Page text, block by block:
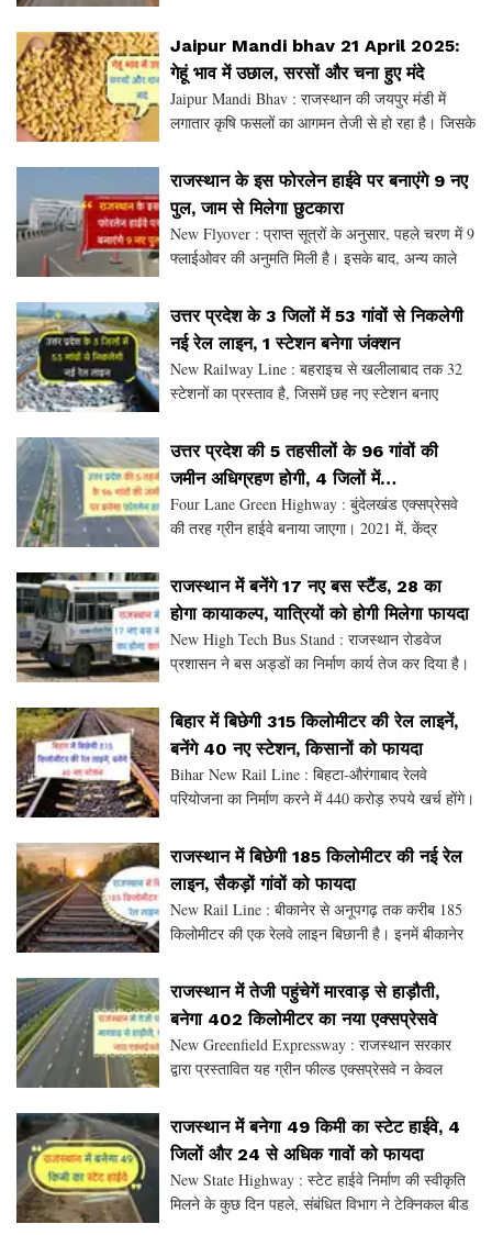
इस साल सड़कों के विकास के बजट में ऐतिहासिक वृद्धि
Jaipur Mandi bhav 21 April 2025:
गेहूं भाव में उछाल, सरसों और चना हुए मंदे
Jaipur Mandi Bhav : राजस्थान की जयपुर मंडी में
लगातार कृषि फसलों का आगमन तेजी से हो रहा है। जिसके
25 से 30 रुपए प्रति क्विंटल मजबूत हो गया। इसी
राजस्थान के इस फोरलेन हाईवे पर बनाएंगे 9 नए
पुल, जाम से मिलेगा छुटकारा
New Flyover : प्राप्त सूत्रों के अनुसार, पहले चरण में 9
फ्लाईओवर की अनुमति मिली है। इसके बाद, अन्य काले
मोड़, महुवा, जयपुर बायपास, भाण्डारेज मो
उत्तर प्रदेश के 3 जिलों में 53 गांवों से निकलेगी
नई रेल लाइन, 1 स्टेशन बनेगा जंक्शन
New Railway Line : बहराइच से खलीलाबाद तक 32
स्टेशनों का प्रस्ताव है, जिसमें छह नए स्टेशन बनाए
इसमें श्रावस्ती, इकौना, बहराइच, अजतापुर, धुसवा, बरेड
उत्तर प्रदेश की 5 तहसीलों के 96 गांवों की
जमीन अधिग्रहण होगी, 4 जिलों में
बनेगा फोरलेन हाईवे
Four Lane Green Highway : बुंदेलखंड एक्सप्रेसवे
की तरह ग्रीन हाईवे बनाया जाएगा। 2021 में, केंद्र
जिले के कबरई तक एक ग्रीन राजमार्ग बनाने का फैसल
राजस्थान में बनेंगे 17 नए बस स्टैंड, 28 का
होगा कायाकल्प, यात्रियों को होगी मिलेगा फायदा
New High Tech Bus Stand : राजस्थान रोडवेज
प्रशासन ने बस अड्डों का निर्माण कार्य तेज कर दिया है।
शुरू हो गया है। जल्द ही 17 और स्थानों पर बस स्टैंड बनें
बिहार में बिछेगी 315 किलोमीटर की रेल लाइनें,
बनेंगे 40 नए स्टेशन, किसानों को फायदा
Bihar New Rail Line : बिहटा-औरंगाबाद रेलवे
परियोजना का निर्माण करने में 440 करोड़ रुपये खर्च होंगे।
करोड़ रुपये का भुगतान किया गया है। इस परियोजना को
राजस्थान में बिछेगी 185 किलोमीटर की नई रेल
लाइन, सैकड़ों गांवों को फायदा
New Rail Line : बीकानेर से अनूपगढ़ तक करीब 185
किलोमीटर की एक रेलवे लाइन बिछानी है। इनमें बीकानेर
शामिल है। नई लाइन भी शामिल है, जो रोजड़ी से
खाजूवाला
राजस्थान में तेजी पहुंचेगें मारवाड़ से हाड़ौती,
बनेगा 402 किलोमीटर का नया एक्सप्रेसवे
New Greenfield Expressway : राजस्थान सरकार
द्वारा प्रस्तावित यह ग्रीन फील्ड एक्सप्रेसवे न केवल
सामाजिक विकास को भी गति देगा। कृषि और व्यापार के
साथ-सा
राजस्थान में बनेगा 49 किमी का स्टेट हाईवे, 4
जिलों और 24 से अधिक गावों को फायदा
New State Highway : स्टेट हाईवे निर्माण की स्वीकृति
मिलने के कुछ दिन पहले, संबंधित विभाग ने टेक्निकल बीड